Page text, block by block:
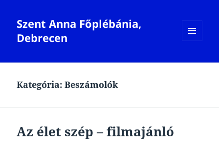
Szent Anna Főplébánia,
Debrecen
WIDGETEK
Kategória:Beszámolók
Az élet szép – filmajánló